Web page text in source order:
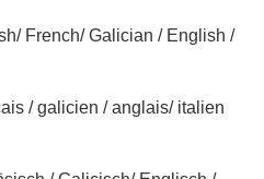
French/ Galician / English /
/ galicien / anglais/ italien